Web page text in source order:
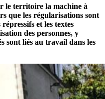
le territoire la machine à
que les régularisations sont
et les textes
des personnes, y
sont liés au travail dans les